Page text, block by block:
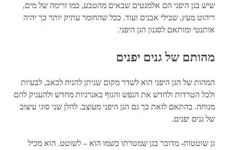
שיש בגן היפני הם אלמנטים שבאים מהטבע, כמו זרימה של מים,
ריהוט מעץ, שבילי אבנים ועוד. ככל שהחומר עתיק יותר כך יהיה
אותנטי ומותאם לסגנון הגן היפני.
מהותם של גנים יפנים
המהות של הגן היפני הוא לשדר מקום שניתן להניח לכאב, לבעיות
ולכל הטרדות ולחדש את הנפש והגוף באנרגיות מחדש ולהעניק להם
מנוחה. בהתאם לזאת כך גם הגן היפני מעוצב. להלן שני סוגי עיצוב
של גנים יפנים.
גן שוטטות- מדובר בגן שמטרתו כשמו הוא – לשוטט. הוא מכיל